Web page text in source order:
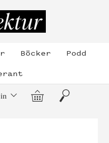
Böcker
Podd
Varukorg
Sök